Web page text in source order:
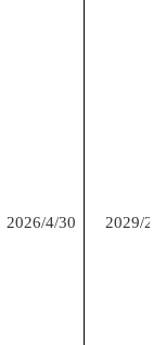
2026/4/30 2029/2/3